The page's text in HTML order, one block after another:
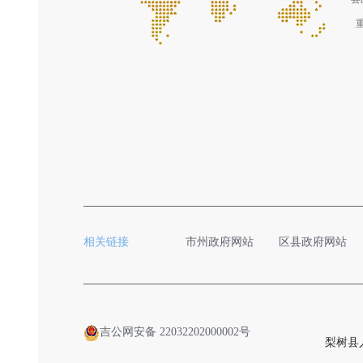
相关链接 市州政府网站 区县政府网站
吉公网安备 22032202000002号
梨树县